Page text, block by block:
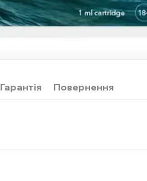
Гарантія Повернення